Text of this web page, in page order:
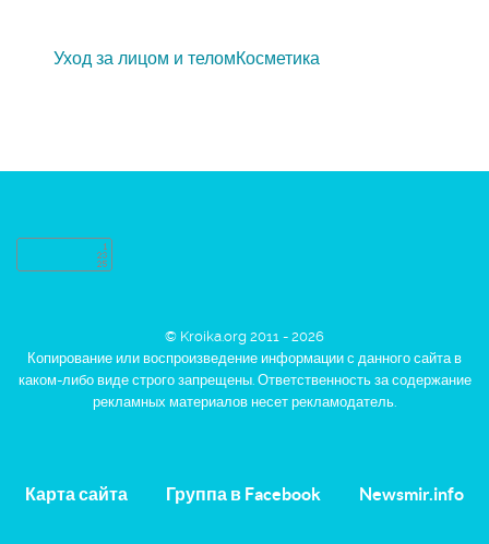
Уход за лицом и теломКосметика
© Kroika.org 2011 - 2026
Копирование или воспроизведение информации с данного сайта в
каком-либо виде строго запрещены. Ответственность за содержание
рекламных материалов несет рекламодатель.
Карта сайта Группа в Facebook Newsmir.info